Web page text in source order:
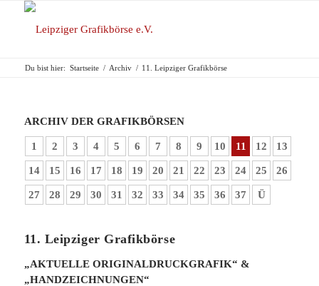
Du bist hier: Startseite / Archiv / 11. Leipziger Grafikbörse
ARCHIV DER GRAFIKBÖRSEN
1 2 3 4 5 6 7 8 9 10 11 12 13
14 15 16 17 18 19 20 21 22 23 24 25 26
27 28 29 30 31 32 33 34 35 36 37 Ü
11. Leipziger Grafikbörse
„AKTUELLE ORIGINALDRUCKGRAFIK“ &
„HANDZEICHNUNGEN“